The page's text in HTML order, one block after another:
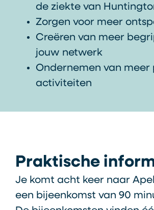
de ziekte van
Zorgen voor meer
Creëren van meer
jouw netwerk
Ondernemen van meer
activiteiten
Praktische
Je komt acht keer naar
een bijeenkomst van 90